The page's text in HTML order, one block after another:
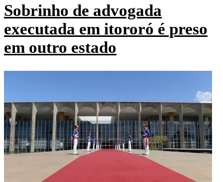
Sobrinho de advogada
executada em itororó é preso
em outro estado